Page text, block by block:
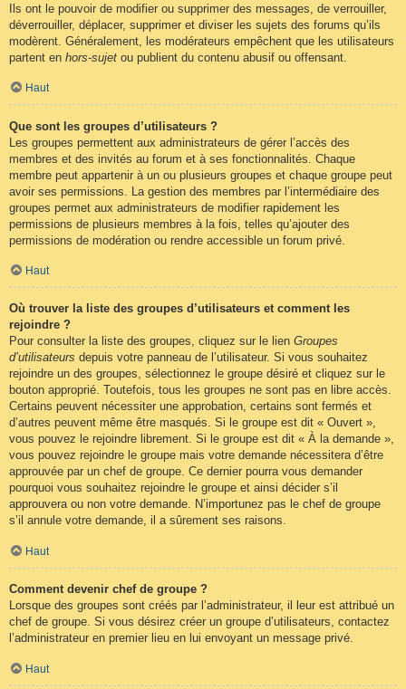
Ils ont le pouvoir de modifier ou supprimer des messages, de verrouiller,
déverrouiller, déplacer, supprimer et diviser les sujets des forums qu’ils
modèrent. Généralement, les modérateurs empêchent que les utilisateurs
partent en hors-sujet ou publient du contenu abusif ou offensant.
Haut
Que sont les groupes d’utilisateurs ?
Les groupes permettent aux administrateurs de gérer l’accès des
membres et des invités au forum et à ses fonctionnalités. Chaque
membre peut appartenir à un ou plusieurs groupes et chaque groupe peut
avoir ses permissions. La gestion des membres par l’intermédiaire des
groupes permet aux administrateurs de modifier rapidement les
permissions de plusieurs membres à la fois, telles qu’ajouter des
permissions de modération ou rendre accessible un forum privé.
Haut
Où trouver la liste des groupes d’utilisateurs et comment les
rejoindre ?
Pour consulter la liste des groupes, cliquez sur le lien Groupes
d’utilisateurs depuis votre panneau de l’utilisateur. Si vous souhaitez
rejoindre un des groupes, sélectionnez le groupe désiré et cliquez sur le
bouton approprié. Toutefois, tous les groupes ne sont pas en libre accès.
Certains peuvent nécessiter une approbation, certains sont fermés et
d’autres peuvent même être masqués. Si le groupe est dit « Ouvert »,
vous pouvez le rejoindre librement. Si le groupe est dit « À la demande »,
vous pouvez rejoindre le groupe mais votre demande nécessitera d’être
approuvée par un chef de groupe. Ce dernier pourra vous demander
pourquoi vous souhaitez rejoindre le groupe et ainsi décider s’il
approuvera ou non votre demande. N’importunez pas le chef de groupe
s’il annule votre demande, il a sûrement ses raisons.
Haut
Comment devenir chef de groupe ?
Lorsque des groupes sont créés par l’administrateur, il leur est attribué un
chef de groupe. Si vous désirez créer un groupe d’utilisateurs, contactez
l’administrateur en premier lieu en lui envoyant un message privé.
Haut